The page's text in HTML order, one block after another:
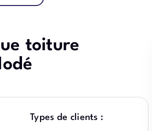
toiture
Types de clients :